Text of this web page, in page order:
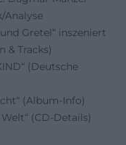
Analyse
Gretel“ inszeniert
& Tracks)
(Deutsche
(Album-Info)
(CD-Details)